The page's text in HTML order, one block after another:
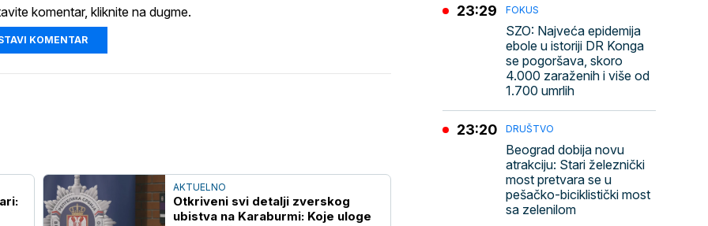
komentar, kliknite na dugme.
KOMENTAR
AKTUELNO
Otkriveni svi detalji zverskog
ubistva na Karaburmi: Koje uloge
FOKUS
SZO: Najveća epidemija
ebole u istoriji DR Konga
se pogoršava, skoro
4.000 zaraženih i više od
1.700 umrlih
23:29
DRUŠTVO
Beograd dobija novu
atrakciju: Stari železnički
most pretvara se u
pešačko-biciklistički most
sa zelenilom
23:20